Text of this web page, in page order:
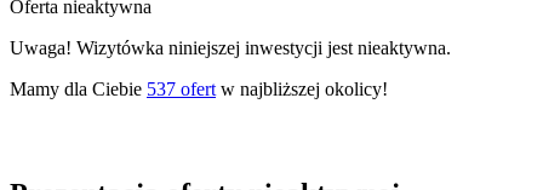
Oferta nieaktywna
Uwaga! Wizytówka niniejszej inwestycji jest nieaktywna.
Mamy dla Ciebie 537 ofert w najbliższej okolicy!